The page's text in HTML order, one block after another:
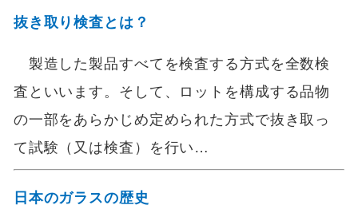
抜き取り検査とは？
製造した製品すべてを検査する方式を全数検
査といいます。そして、ロットを構成する品物
の一部をあらかじめ定められた方式で抜き取っ
て試験（又は検査）を行い…
日本のガラスの歴史